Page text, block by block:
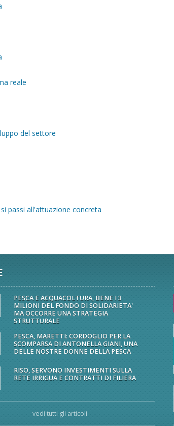
reale
del settore
passi all'attuazione concreta
PESCA E ACQUACOLTURA, BENE I 3
MILIONI DEL FONDO DI SOLIDARIETA'
MA OCCORRE UNA STRATEGIA
STRUTTURALE
PESCA, MARETTI: CORDOGLIO PER LA
SCOMPARSA DI ANTONELLA GIANI, UNA
DELLE NOSTRE DONNE DELLA PESCA
RISO, SERVONO INVESTIMENTI SULLA
RETE IRRIGUA E CONTRATTI DI FILIERA
vedi tutti gli articoli